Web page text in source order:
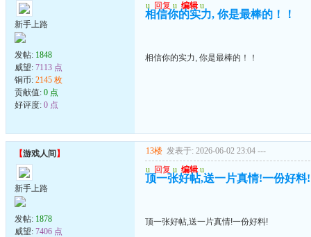
新手上路
发帖: 1848
威望: 7113 点
铜币: 2145 枚
贡献值: 0 点
好评度: 0 点
u 回复 u 编辑 u
相信你的实力, 你是最棒的！！
相信你的实力, 你是最棒的！！
【游戏人间 】
新手上路
发帖: 1878
威望: 7406 点
13楼 发表于: 2026-06-02 23:04 ---
u 回复 u 编辑 u
顶一张好帖,送一片真情!一份好料!
顶一张好帖,送一片真情!一份好料!